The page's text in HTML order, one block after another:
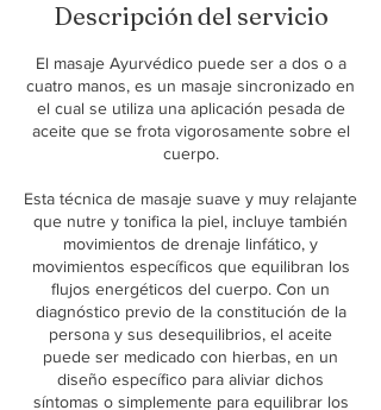
Descripción del servicio
El masaje Ayurvédico puede ser a dos o a
cuatro manos, es un masaje sincronizado en
el cual se utiliza una aplicación pesada de
aceite que se frota vigorosamente sobre el
cuerpo.
Esta técnica de masaje suave y muy relajante
que nutre y tonifica la piel, incluye también
movimientos de drenaje linfático, y
movimientos específicos que equilibran los
flujos energéticos del cuerpo. Con un
diagnóstico previo de la constitución de la
persona y sus desequilibrios, el aceite
puede ser medicado con hierbas, en un
diseño específico para aliviar dichos
síntomas o simplemente para equilibrar los